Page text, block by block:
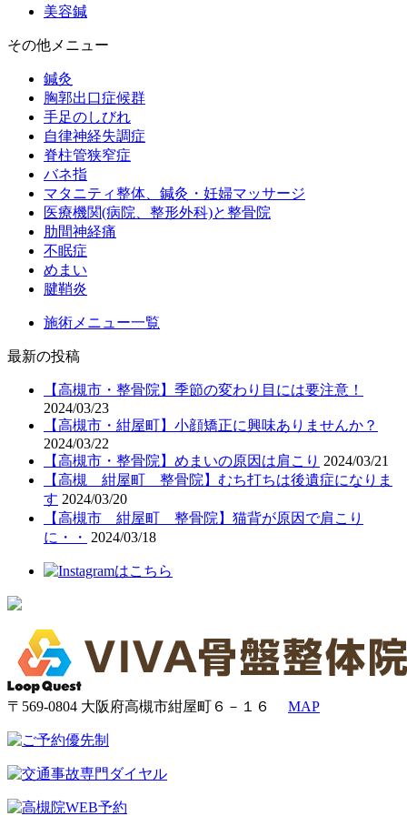
美容鍼
その他メニュー
鍼灸
胸郭出口症候群
手足のしびれ
自律神経失調症
脊柱管狭窄症
バネ指
マタニティ整体、鍼灸・妊婦マッサージ
医療機関(病院、整形外科)と整骨院
肋間神経痛
不眠症
めまい
腱鞘炎
施術メニュー一覧
最新の投稿
【高槻市・整骨院】季節の変わり目には要注意！
2024/03/23
【高槻市・紺屋町】小顔矯正に興味ありませんか？
2024/03/22
【高槻市・整骨院】めまいの原因は肩こり 2024/03/21
【高槻 紺屋町 整骨院】むち打ちは後遺症になりま
す 2024/03/20
【高槻市 紺屋町 整骨院】猫背が原因で肩こり
に・・
2024/03/18
〒569-0804 大阪府高槻市紺屋町６－１６ MAP